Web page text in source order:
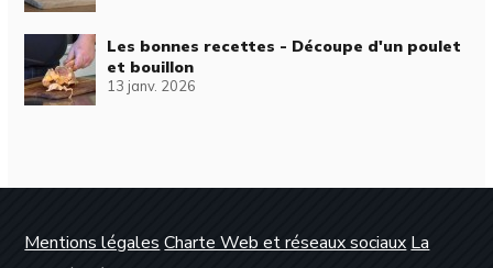
Les bonnes recettes - Découpe d'un poulet
et bouillon
13 janv. 2026
Mentions légales Charte Web et réseaux sociaux La